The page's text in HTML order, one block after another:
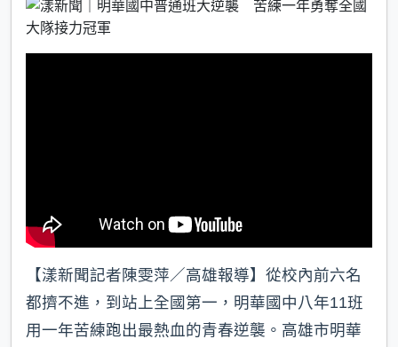
o
o
k
a
e
【漾新聞記者陳雯萍／高雄報導】從校內前六名
都擠不進，到站上全國第一，明華國中八年11班
用一年苦練跑出最熱血的青春逆襲。高雄市明華